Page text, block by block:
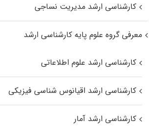
کارشناسی ارشد مدیریت نساجی
معرفی گروه علوم پایه کارشناسی ارشد
کارشناسی ارشد علوم اطلاعاتی
کارشناسی ارشد اقیانوس‌ شناسی فیزیکی
کارشناسی ارشد آمار